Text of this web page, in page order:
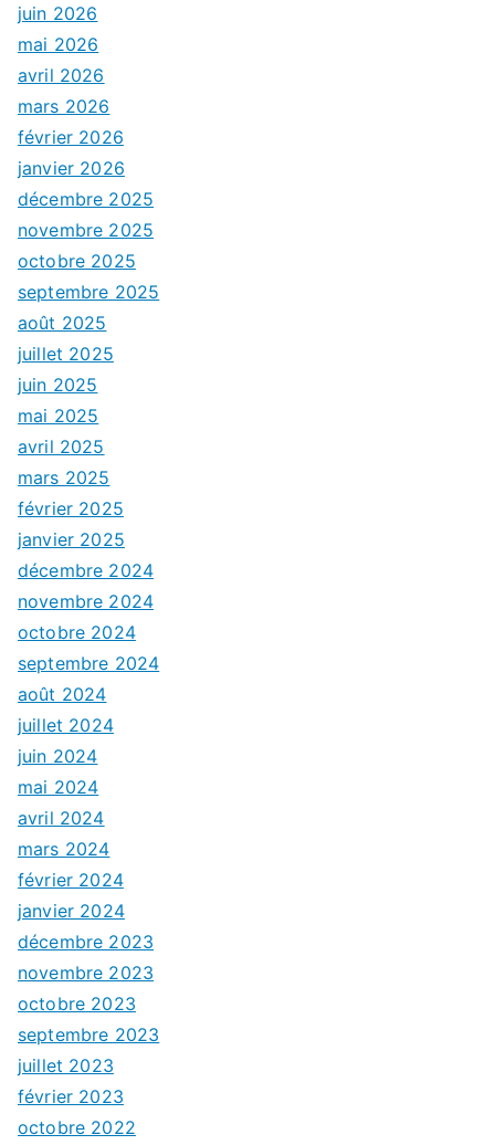
juin 2026
mai 2026
avril 2026
mars 2026
février 2026
janvier 2026
décembre 2025
novembre 2025
octobre 2025
septembre 2025
août 2025
juillet 2025
juin 2025
mai 2025
avril 2025
mars 2025
février 2025
janvier 2025
décembre 2024
novembre 2024
octobre 2024
septembre 2024
août 2024
juillet 2024
juin 2024
mai 2024
avril 2024
mars 2024
février 2024
janvier 2024
décembre 2023
novembre 2023
octobre 2023
septembre 2023
juillet 2023
février 2023
octobre 2022